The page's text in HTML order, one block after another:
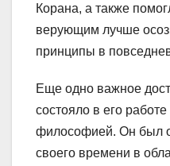
Корана, а также
верующим лучше
принципы в
Еще одно важное
состояло в его
философией. Он был
своего времени в